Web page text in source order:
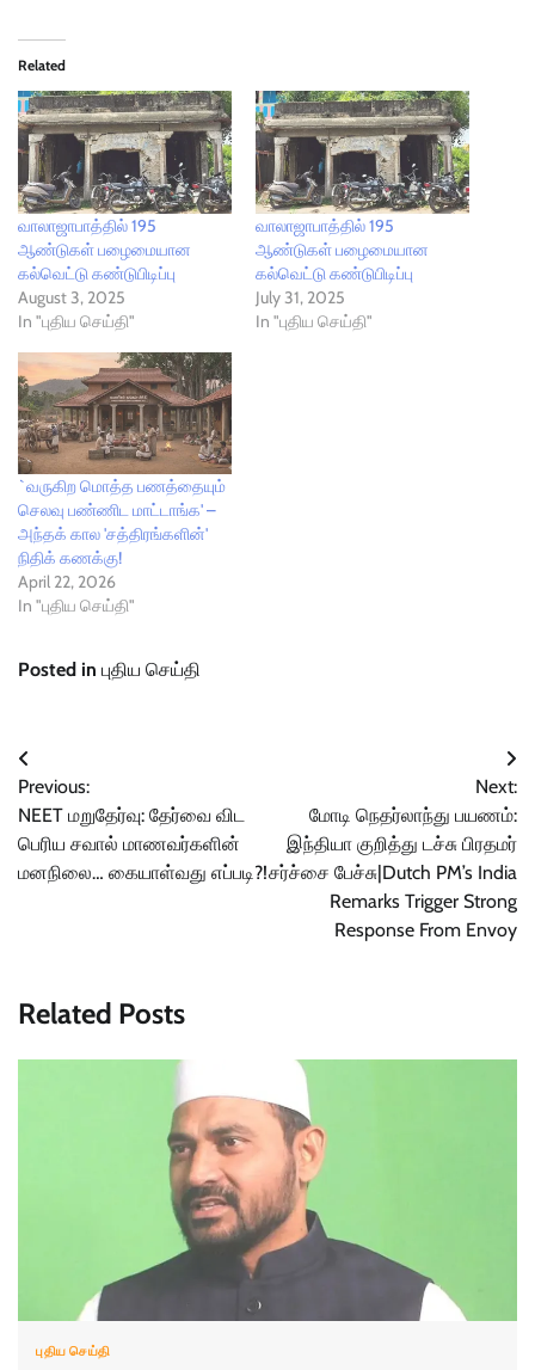
Related
வாலாஜாபாத்தில் 195
ஆண்டுகள் பழைமையான
கல்வெட்டு கண்டுபிடிப்பு
August 3, 2025
In "புதிய செய்தி"
வாலாஜாபாத்தில் 195
ஆண்டுகள் பழைமையான
கல்வெட்டு கண்டுபிடிப்பு
July 31, 2025
In "புதிய செய்தி"
`வருகிற மொத்த பணத்தையும்
செலவு பண்ணிட மாட்டாங்க' –
அந்தக் கால 'சத்திரங்களின்'
நிதிக் கணக்கு!
April 22, 2026
In "புதிய செய்தி"
Posted in புதிய செய்தி
Post
navigation
Previous:
NEET மறுதேர்வு: தேர்வை விட
பெரிய சவால் மாணவர்களின்
மனநிலை… கையாள்வது எப்படி?!
Next:
மோடி நெதர்லாந்து பயணம்:
இந்தியா குறித்து டச்சு பிரதமர்
சர்ச்சை பேச்சு|Dutch PM’s India
Remarks Trigger Strong
Response From Envoy
Related Posts
புதிய செய்தி